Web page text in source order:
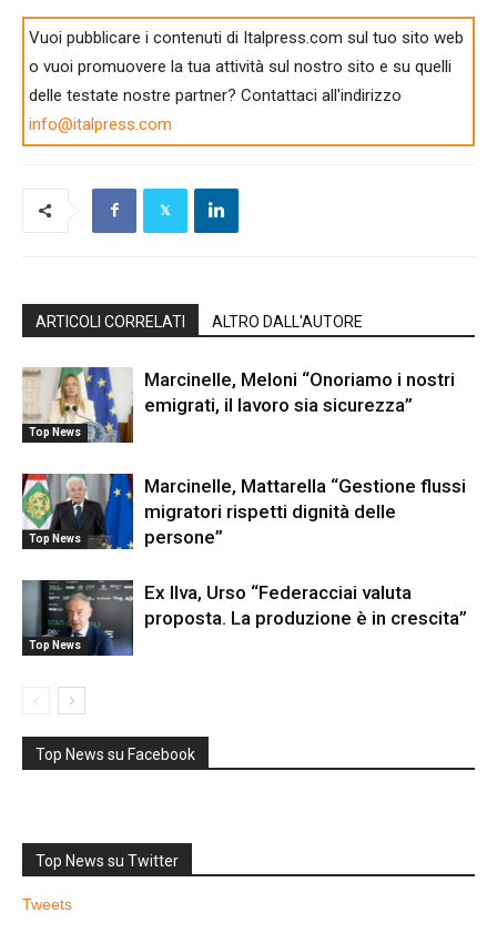
Vuoi pubblicare i contenuti di Italpress.com sul tuo sito web
o vuoi promuovere la tua attività sul nostro sito e su quelli
delle testate nostre partner? Contattaci all'indirizzo
info@italpress.com
ARTICOLI CORRELATI ALTRO DALL'AUTORE
Top News
Marcinelle, Meloni “Onoriamo i nostri
emigrati, il lavoro sia sicurezza”
Top News
Marcinelle, Mattarella “Gestione flussi
migratori rispetti dignità delle
persone”
Top News
Ex Ilva, Urso “Federacciai valuta
proposta. La produzione è in crescita”
Top News su Facebook
Top News su Twitter
Tweets